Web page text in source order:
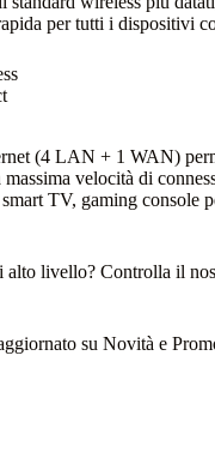
per tutti i dispositivi
(4 LAN + 1 WAN)
velocità di
TV, gaming console
alto livello? Controlla il
su Novità e